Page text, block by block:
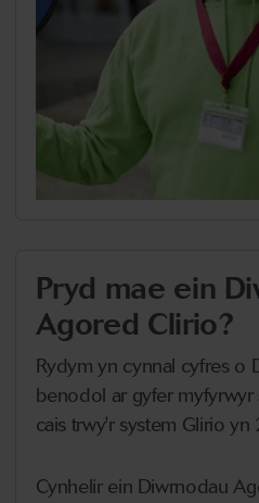
Pryd mae ein
Agored Clirio?
Rydym yn cynnal cyfres o
benodol ar gyfer myfyrwyr
cais trwy'r system Glirio yn
Cynhelir ein Diwrnodau